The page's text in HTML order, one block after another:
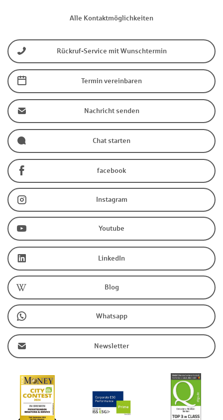
Alle Kontaktmöglichkeiten
Rückruf-Service mit Wunschtermin
Termin vereinbaren
Nachricht senden
Chat starten
facebook
Instagram
Youtube
LinkedIn
Blog
Whatsapp
Newsletter